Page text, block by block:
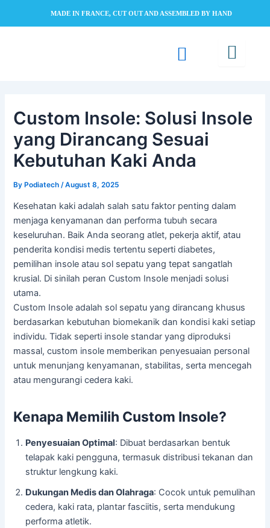
MADE IN FRANCE, CUT OUT AND ASSEMBLED BY HAND
Custom Insole: Solusi Insole
yang Dirancang Sesuai
Kebutuhan Kaki Anda
ByPodiatech /August 8, 2025
Kesehatan kaki adalah salah satu faktor penting dalam
menjaga kenyamanan dan performa tubuh secara
keseluruhan. Baik Anda seorang atlet, pekerja aktif, atau
penderita kondisi medis tertentu seperti diabetes,
pemilihan insole atau sol sepatu yang tepat sangatlah
krusial. Di sinilah peran Custom Insole menjadi solusi
utama.
Custom Insole adalah sol sepatu yang dirancang khusus
berdasarkan kebutuhan biomekanik dan kondisi kaki setiap
individu. Tidak seperti insole standar yang diproduksi
massal, custom insole memberikan penyesuaian personal
untuk menunjang kenyamanan, stabilitas, serta mencegah
atau mengurangi cedera kaki.
Kenapa Memilih Custom Insole?
Penyesuaian Optimal: Dibuat berdasarkan bentuk
telapak kaki pengguna, termasuk distribusi tekanan dan
struktur lengkung kaki.
Dukungan Medis dan Olahraga: Cocok untuk pemulihan
cedera, kaki rata, plantar fasciitis, serta mendukung
performa atletik.